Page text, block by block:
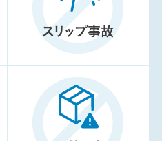
スリップ事故